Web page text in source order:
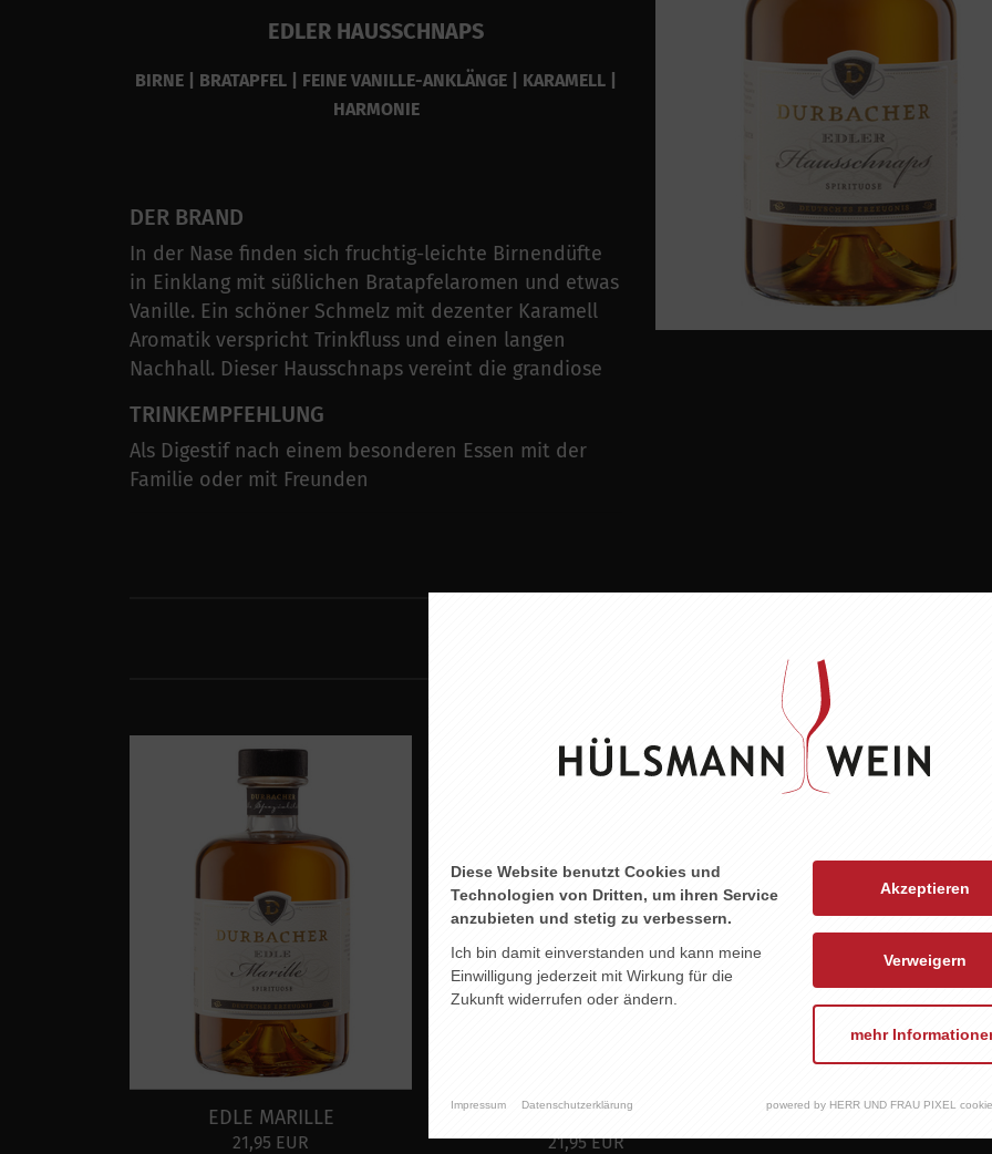
EDLER HAUSSCHNAPS
BIRNE | BRATAPFEL | FEINE VANILLE-ANKLÄNGE | KARAMELL |
HARMONIE
DER BRAND
In der Nase finden sich fruchtig-leichte Birnendüfte
in Einklang mit süßlichen Bratapfelaromen und etwas
Vanille. Ein schöner Schmelz mit dezenter Karamell
Aromatik verspricht Trinkfluss und einen langen
Nachhall. Dieser Hausschnaps vereint die grandiose
TRINKEMPFEHLUNG
Als Digestif nach einem besonderen Essen mit der
Familie oder mit Freunden
EDLE MARILLE
21,95 EUR
EDLE WILLIAMSBIRNE
21,95 EUR
Diese Website benutzt Cookies und
Technologien von Dritten, um ihren Service
anzubieten und stetig zu verbessern.
Ich bin damit einverstanden und kann meine
Einwilligung jederzeit mit Wirkung für die
Zukunft widerrufen oder ändern.
Akzeptieren
Verweigern
mehr
Impressum Datenschutzerklärung powered by HERR UND FRAU PIXEL